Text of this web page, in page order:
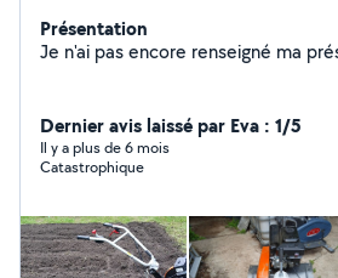
Présentation
Je n'ai pas
Dernier avis laissé par Eva : 1/5
Il y a plus de 6 mois
Catastrophique